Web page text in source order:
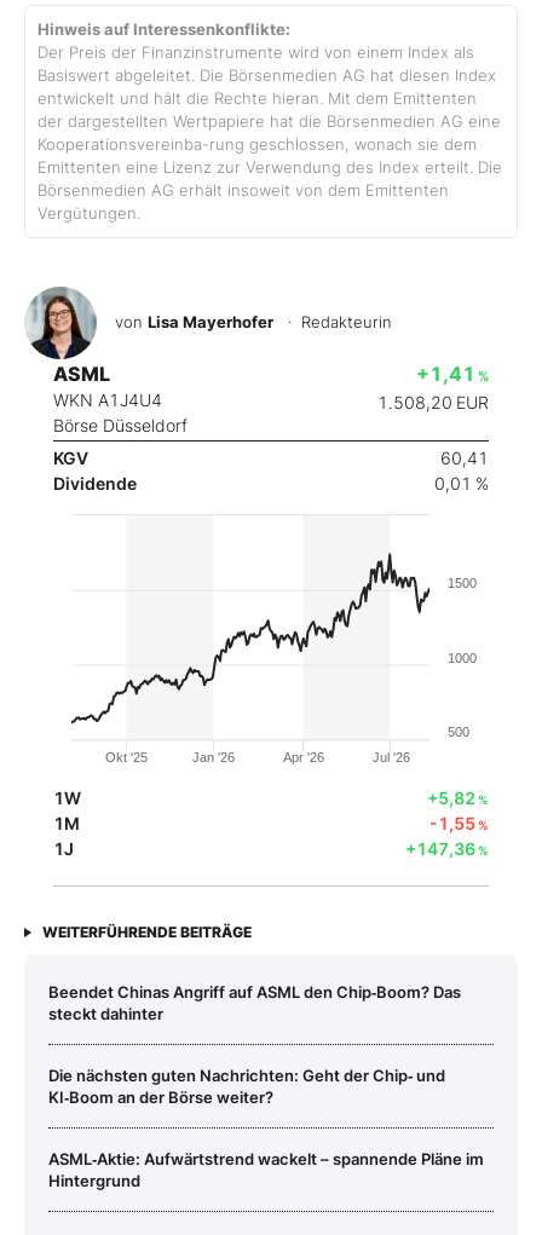
Hinweis auf Interessenkonflikte:
Der Preis der Finanzinstrumente wird von einem Index als
Basiswert abgeleitet. Die Börsenmedien AG hat diesen Index
entwickelt und hält die Rechte hieran. Mit dem Emittenten
der dargestellten Wertpapiere hat die Börsenmedien AG eine
Kooperationsvereinba-rung geschlossen, wonach sie dem
Emittenten eine Lizenz zur Verwendung des Index erteilt. Die
Börsenmedien AG erhält insoweit von dem Emittenten
Vergütungen.
von Lisa Mayerhofer · Redakteurin
ASML
WKN A1J4U4
Börse Düsseldorf
+1,41 %
1.508,20 EUR
KGV
60,41
Dividende
0,01 %
Okt '25 Jan '26 Apr '26 Jul '26
500
1000
1500
1W +5,82%
1M -1,55%
1J +147,36%
WEITERFÜHRENDE BEITRÄGE
Beendet Chinas Angriff auf ASML den Chip‑Boom? Das
steckt dahinter
Die nächsten guten Nachrichten: Geht der Chip‑ und
KI‑Boom an der Börse weiter?
ASML‑Aktie: Aufwärtstrend wackelt – spannende Pläne im
Hintergrund